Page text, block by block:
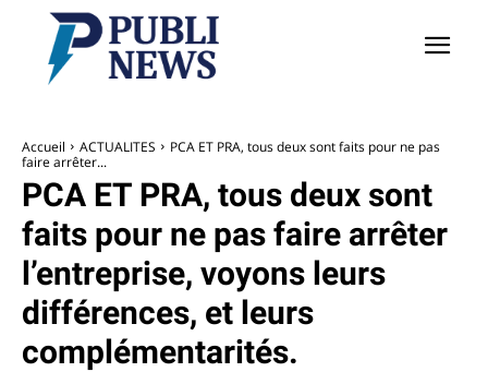
Accueil ACTUALITES
PCA ET PRA, tous deux sont faits pour ne pas
faire arrêter...
PCA ET PRA, tous deux sont
faits pour ne pas faire arrêter
l’entreprise, voyons leurs
différences, et leurs
complémentarités.